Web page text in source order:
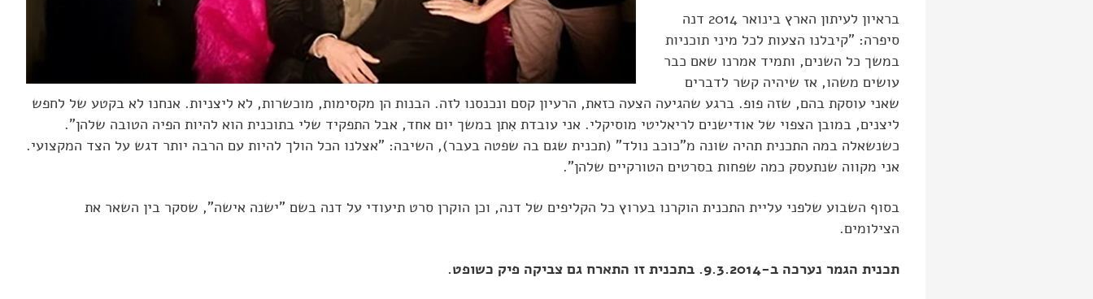
בראיון לעיתון הארץ בינואר 2014 דנה
סיפרה: "קיבלנו הצעות לכל מיני תוכניות
במשך כל השנים, ותמיד אמרנו שאם כבר
עושים משהו, אז שיהיה קשר לדברים
שאני עוסקת בהם, שזה פופ. ברגע שהגיעה הצעה כזאת, הרעיון קסם ונכנסנו לזה. הבנות הן מקסימות, מוכשרות, לא ליצניות. אנחנו לא בקטע של לחפש
ליצנים, במובן הצפוי של אודישנים לריאליטי מוסיקלי. אני עובדת אִתן במשך יום אחד, אבל התפקיד שלי בתוכנית הוא להיות הפיה הטובה שלהן".
כשנשאלה במה התכנית תהיה שונה מ"כוכב נולד" (תכנית שגם בה שפטה בעבר), השיבה: "אצלנו הכל הולך להיות עם הרבה יותר דגש על הצד המקצועי.
אני מקווה שנתעסק כמה שפחות בסרטים הטורקיים שלהן".
בסוף השבוע שלפני עליית התכנית הוקרנו בערוץ כל הקליפים של דנה, וכן הוקרן סרט תיעודי על דנה בשם "ישנה אישה", שסקר בין השאר את
הצילומים.
תכנית הגמר נערכה ב-9.3.2014. בתכנית זו התארח גם צביקה פיק כשופט.